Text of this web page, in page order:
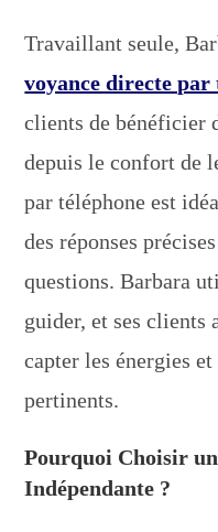
Travaillant seule,
voyance directe par
clients de bénéficier
depuis le confort de
par téléphone est
des réponses
questions. Barbara
guider, et ses clients
capter les énergies
pertinents.
Pourquoi Choisir
Indépendante ?